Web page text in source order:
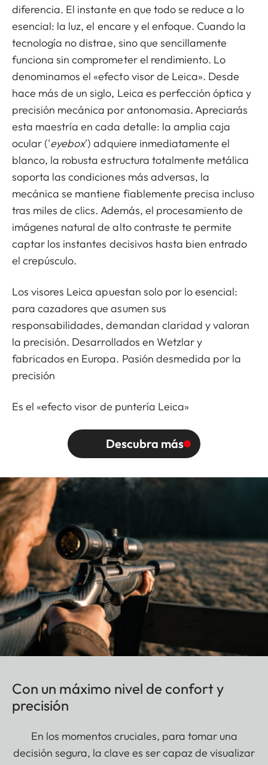
diferencia. El instante en que todo se reduce a lo
esencial: la luz, el encare y el enfoque. Cuando la
tecnología no distrae, sino que sencillamente
funciona sin comprometer el rendimiento. Lo
denominamos el «efecto visor de Leica». Desde
hace más de un siglo, Leica es perfección óptica y
precisión mecánica por antonomasia. Apreciarás
esta maestría en cada detalle: la amplia caja
ocular ('eyebox') adquiere inmediatamente el
blanco, la robusta estructura totalmente metálica
soporta las condiciones más adversas, la
mecánica se mantiene fiablemente precisa incluso
tras miles de clics. Además, el procesamiento de
imágenes natural de alto contraste te permite
captar los instantes decisivos hasta bien entrado
el crepúsculo.
Los visores Leica apuestan solo por lo esencial:
para cazadores que asumen sus
responsabilidades, demandan claridad y valoran
la precisión. Desarrollados en Wetzlar y
fabricados en Europa. Pasión desmedida por la
precisión
Es el «efecto visor de puntería Leica»
Descubra más
Con un máximo nivel de confort y
precisión
En los momentos cruciales, para tomar una
decisión segura, la clave es ser capaz de visualizar